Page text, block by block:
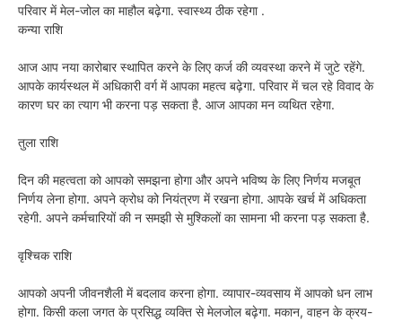
परिवार में मेल-जोल का माहौल बढ़ेगा. स्वास्थ्य ठीक रहेगा .
कन्या राशि
आज आप नया कारोबार स्थापित करने के लिए कर्ज की व्यवस्था करने में जुटे रहेंगे.
आपके कार्यस्थल में अधिकारी वर्ग में आपका महत्व बढ़ेगा. परिवार में चल रहे विवाद के
कारण घर का त्याग भी करना पड़ सकता है. आज आपका मन व्यथित रहेगा.
तुला राशि
दिन की महत्वता को आपको समझना होगा और अपने भविष्य के लिए निर्णय मजबूत
निर्णय लेना होगा. अपने क्रोध को नियंत्रण में रखना होगा. आपके खर्च में अधिकता
रहेगी. अपने कर्मचारियों की न समझी से मुश्किलों का सामना भी करना पड़ सकता है.
वृश्चिक राशि
आपको अपनी जीवनशैली में बदलाव करना होगा. व्यापार-व्यवसाय में आपको धन लाभ
होगा. किसी कला जगत के प्रसिद्ध व्यक्ति से मेलजोल बढ़ेगा. मकान, वाहन के क्रय-